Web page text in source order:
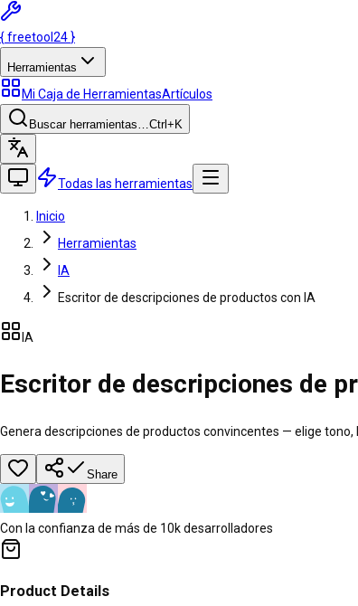
{freetool 24 }
Herramientas
Mi Caja de HerramientasArtículos
Buscar herramientas…Ctrl +K
Todas las herramientas
Inicio
Herramientas
IA
Escritor de descripciones de productos con IA
IA
Escritor de descripciones de
Genera descripciones de productos convincentes — elige
Share
Con la confianza de más de 10k desarrolladores
Product Details